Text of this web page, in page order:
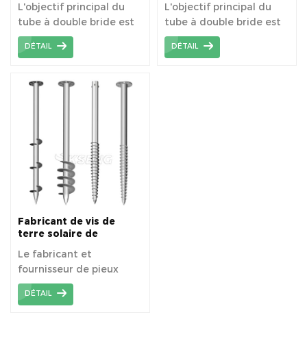
L'objectif principal du
tube à double bride est
de cibler les terrains
complexes et
d'installation du support.
DÉTAIL
L'objectif principal du
tube à double bride est
de cibler les terrains
complexes.
DÉTAIL
Fabricant de vis de
terre solaire de
Le fabricant et
fournisseur de pieux
vissés solaires de 1000 à
3000 mm
DÉTAIL